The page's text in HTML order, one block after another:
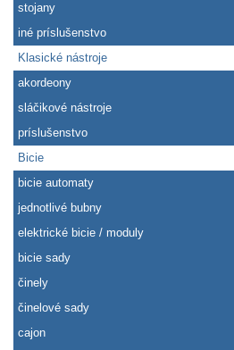
stojany
iné príslušenstvo
Klasické nástroje
akordeony
sláčikové nástroje
príslušenstvo
Bicie
bicie automaty
jednotlivé bubny
elektrické bicie / moduly
bicie sady
činely
činelové sady
cajon